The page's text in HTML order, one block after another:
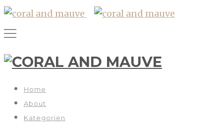
Home
About
Kategorien